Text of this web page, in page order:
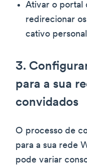
Ativar o portal
redirecionar
cativo
3.
para a sua
convidados
O processo de
para a sua rede
pode variar